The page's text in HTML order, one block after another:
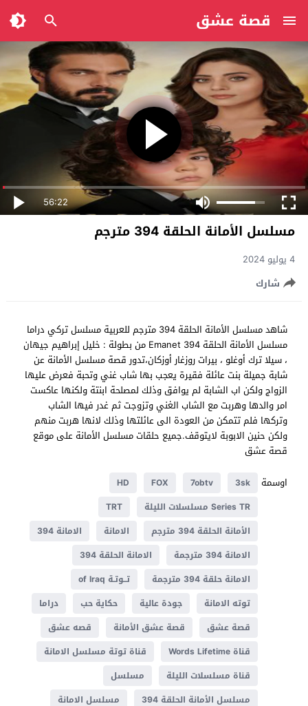
قصة عشق
56:22
مسلسل الأمانة الحلقة 394 مترجم
4 يوليو 2024
شارك
شاهد مسلسل الأمانة الحلقة 394 مترجم للعربية مسلسل تركي دراما
مسلسل الأمانة الحلقة 394 Emanet من بطولة : خليل إبراهيم جيهان
، سيلا ترك أوغلو ، بيرات روزغار أوزكان،تدور قصة مسلسل الأمانة عن
شابة جميلة بنت عائلة فقيرة يعجب بها شاب غني وتحبة فعرض عليها
الزواج ولكن اب الشابة لم يوافق وذلك لمصلحة ابنتة ولكنها عاكست
امر والدها وهربت مع الشاب الغني وتزوجت ثم غدر فيها الشاب
وتركها فلم تتمكن من العودة الى عائلتها وذلك لانها هربت منهم
ولكن حنين الابوبة لايتوقف.جميع حلقات مسلسل الأمانة على موقع
قصة عشق
اوسمة
3sk
7obtv
FOX
HD
Series TR مسلسلات الليلة
TRT
الأمانة الحلقة 394 مترجم
الامانة
الامانة 394
الامانة 394 مترجمة
الامانة الحلقة 394
الامانة حلقة 394 مترجمة
تــوتـة of Iraq
توته الامانة
جودة عالية حكاية حب
دراما
قصة عشق
قصة عشق الأمانة
قصه عشق
قناة Words Lifetime
قناة توتة مسلسل الامانة
قناة مسلسلات الليلة
مسلسل
مسلسل الأمانة الحلقة 394
مسلسل الامانة